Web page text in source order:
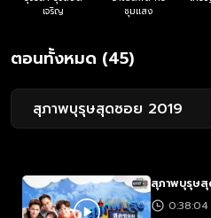
เจริญ
ชุมแสง
ตอนทั้งหมด (45)
สุภาพบุรุษสุดซอย 2019
สุภาพบุรุษสุ
0:38:04